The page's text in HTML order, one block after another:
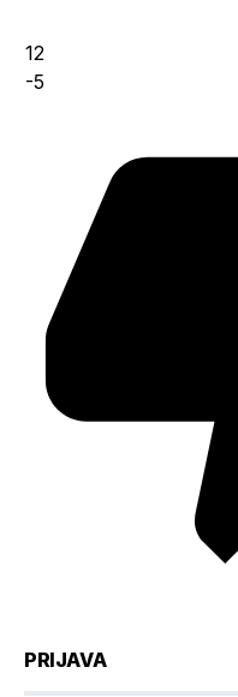
12
-5
PRIJAVA